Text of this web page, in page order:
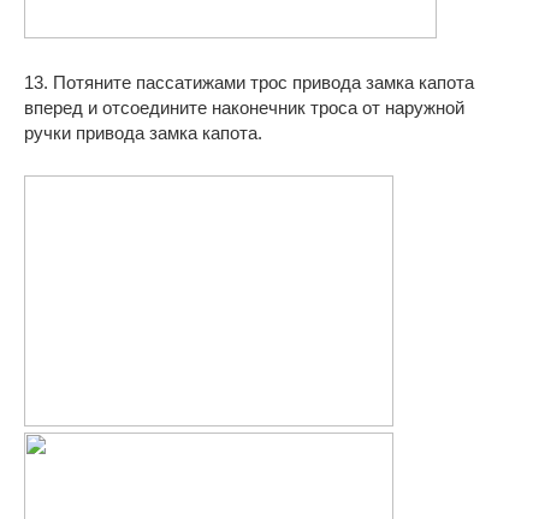
13. Потяните пассатижами трос привода замка капота
вперед и отсоедините наконечник троса от наружной
ручки привода замка капота.